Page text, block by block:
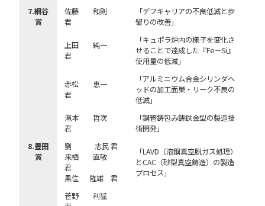
7.網谷
賞
佐藤 和則
君
「デフキャリアの不良低減と歩
留りの改善」
上田 純一
君
「キュポラ炉内の様子を変化さ
せることで達成した『Fe－Si』
使用量の低減」
赤松 恵一
君
「アルミニウム合金シリンダヘ
ッドの加工面巣・リーク不良の
低減」
滝本 哲次
君
「鋼管鋳包み鋳鉄金型の製造技
術開発」
8.豊田
賞
劉 志民 君
来栖 直敏
君
黒住 隆雄 君
「LAVD（溶鋼真空脱ガス処理）
とCAC（砂型真空鋳造）の製造
プロセス」
菅野 利猛